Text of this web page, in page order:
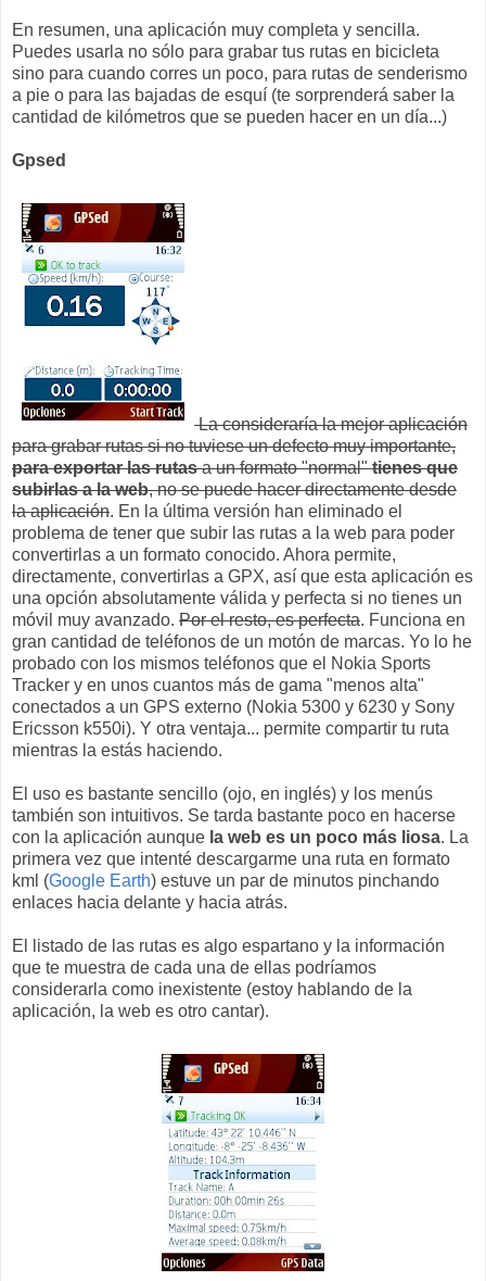
En resumen, una aplicación muy completa y sencilla.
Puedes usarla no sólo para grabar tus rutas en bicicleta
sino para cuando corres un poco, para rutas de senderismo
a pie o para las bajadas de esquí (te sorprenderá saber la
cantidad de kilómetros que se pueden hacer en un día...)
Gpsed
La consideraría la mejor aplicación
para grabar rutas si no tuviese un defecto muy importante,
para exportar las rutasa un formato "normal"tienes que
subirlas a la web, no se puede hacer directamente desde
la aplicación. En la última versión han eliminado el
problema de tener que subir las rutas a la web para poder
convertirlas a un formato conocido. Ahora permite,
directamente, convertirlas a GPX, así que esta aplicación es
una opción absolutamente válida y perfecta si no tienes un
móvil muy avanzado. Por el resto, es perfecta. Funciona en
gran cantidad de teléfonos de un motón de marcas. Yo lo he
probado con los mismos teléfonos que el Nokia Sports
Tracker y en unos cuantos más de gama "menos alta"
conectados a un GPS externo (Nokia 5300 y 6230 y Sony
Ericsson k550i). Y otra ventaja... permite compartir tu ruta
mientras la estás haciendo.
El uso es bastante sencillo (ojo, en inglés) y los menús
también son intuitivos. Se tarda bastante poco en hacerse
con la aplicación aunque la web es un poco más liosa. La
primera vez que intenté descargarme una ruta en formato
kml (Google Earth) estuve un par de minutos pinchando
enlaces hacia delante y hacia atrás.
El listado de las rutas es algo espartano y la información
que te muestra de cada una de ellas podríamos
considerarla como inexistente (estoy hablando de la
aplicación, la web es otro cantar).